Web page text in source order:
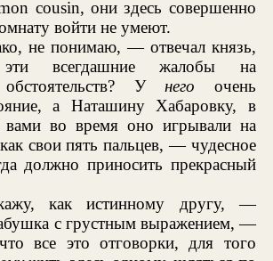
cousin, они здесь совершенно
войти не умеют.
не понимаю, — отвечал князь,
всегдашние жалобы на
обстоятельств? Унего очень
а Наташину Хабаровку, в
во время оно игрывали на
свои пять пальцев, — чудесное
должно приносить прекрасный
как истинному другу, —
с грустным выражением, —
все это отговорки, для того